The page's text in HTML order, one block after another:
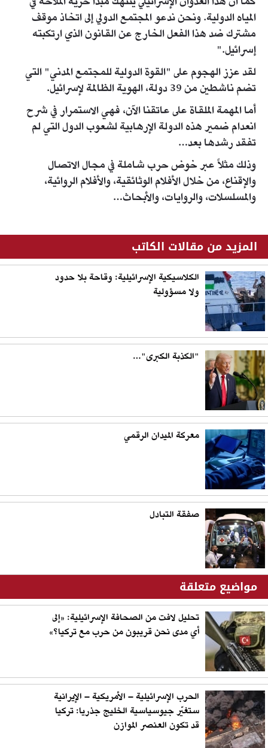
المياه الدولية. ونحن ندعو المجتمع الدولي إلى اتخاذ موقف
مشترك ضد هذا الفعل الخارج عن القانون الذي ارتكبته
إسرائيل."
لقد عزز الهجوم على "القوة الدولية للمجتمع المدني" التي
تضم ناشطين من 39 دولة، الهوية الظالمة لإسرائيل.
أما المهمة الملقاة على عاتقنا الآن، فهي الاستمرار في شرح
انعدام ضمير هذه الدولة الإرهابية لشعوب الدول التي لم
تفقد رشدها بعد…
وذلك مثلاً عبر خوض حرب شاملة في مجال الاتصال
والإقناع، من خلال الأفلام الوثائقية، والأفلام الروائية،
والمسلسلات، والروايات، والأبحاث…
المزيد من مقالات الكاتب
الكلاسيكية الإسرائيلية: وقاحة بلا حدود
ولا مسؤولية
"الكذبة الكبرى"…
معركة الميدان الرقمي
صفقة التبادل
مواضيع متعلقة
تحليل لافت من الصحافة الإسرائيلية: «إلى
أي مدى نحن قريبون من حرب مع تركيا؟»
الحرب الإسرائيلية – الأمريكية – الإيرانية
ستغيّر جيوسياسية الخليج جذريا: تركيا
قد تكون العنصر الموازن